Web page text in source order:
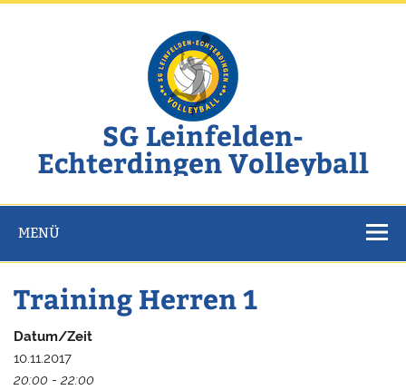
Zum
SG Leinfelden-
Echterdingen Volleyball
MENÜ
Training Herren 1
Datum/Zeit
10.11.2017
20:00 - 22:00